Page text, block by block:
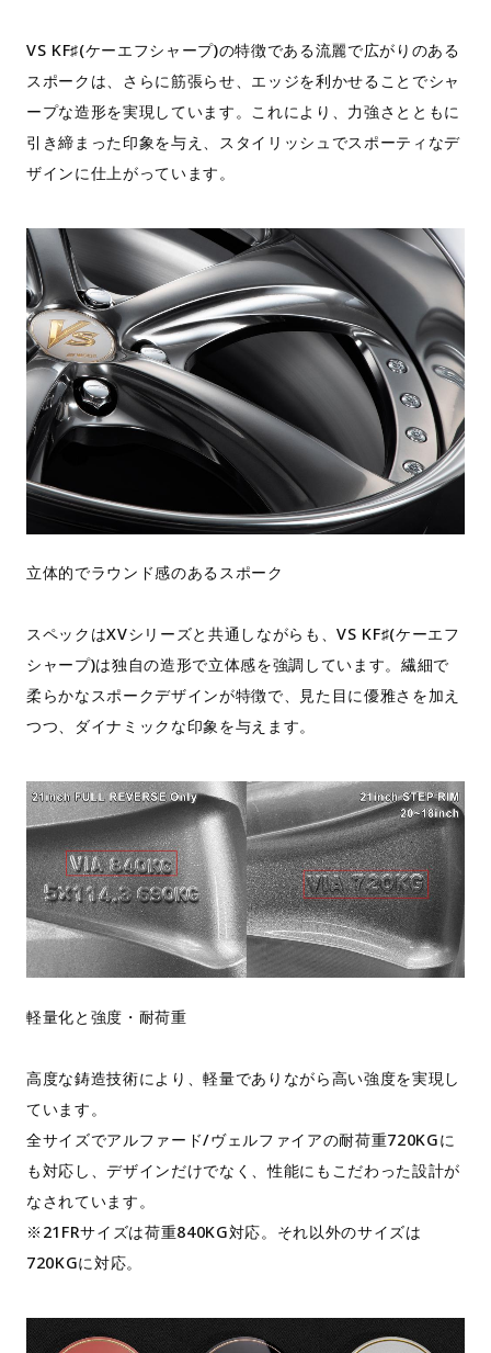
VS KF♯(ケーエフシャープ)の特徴である流麗で広がりのある
スポークは、さらに筋張らせ、エッジを利かせることでシャ
ープな造形を実現しています。これにより、力強さとともに
引き締まった印象を与え、スタイリッシュでスポーティなデ
ザインに仕上がっています。
立体的でラウンド感のあるスポーク
スペックはXVシリーズと共通しながらも、VS KF♯(ケーエフ
シャープ)は独自の造形で立体感を強調しています。繊細で
柔らかなスポークデザインが特徴で、見た目に優雅さを加え
つつ、ダイナミックな印象を与えます。
軽量化と強度・耐荷重
高度な鋳造技術により、軽量でありながら高い強度を実現し
ています。
全サイズでアルファード/ヴェルファイアの耐荷重720KGに
も対応し、デザインだけでなく、性能にもこだわった設計が
なされています。
※21FRサイズは荷重840KG対応。それ以外のサイズは
720KGに対応。